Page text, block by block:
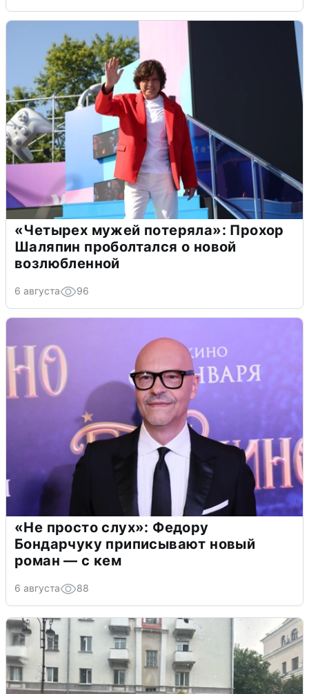
«Четырех мужей потеряла»: Прохор
Шаляпин проболтался о новой
возлюбленной
6 августа 96
«Не просто слух»: Федору
Бондарчуку приписывают новый
роман — с кем
6 августа 88